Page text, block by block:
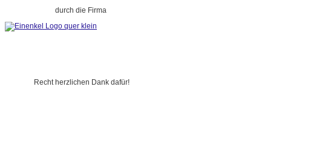
durch die Firma
Recht herzlichen Dank dafür!